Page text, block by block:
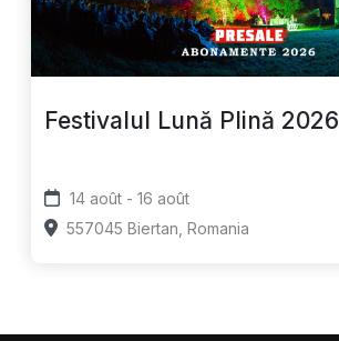
Festivalul Lună Plină 2026
14 août - 16 août
557045 Biertan, Romania